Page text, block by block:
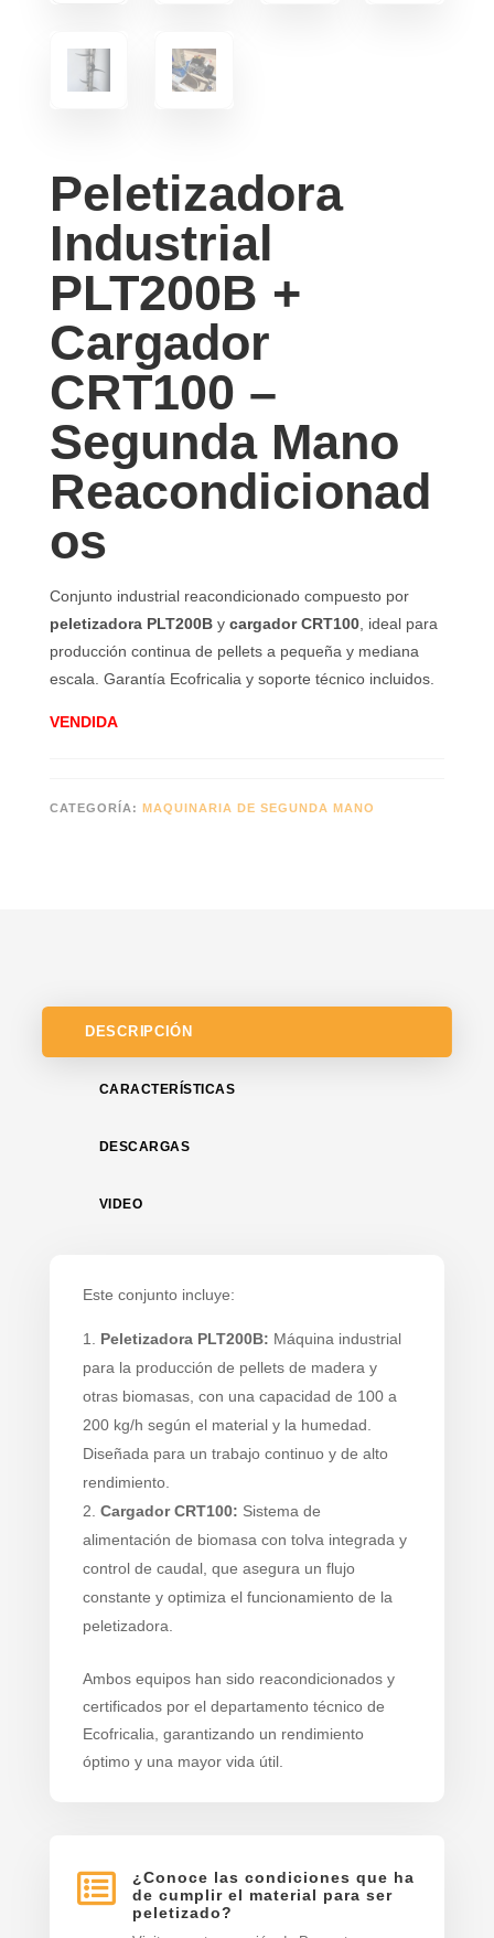
Peletizadora
Industrial
PLT200B +
Cargador
CRT100 –
Segunda Mano
Reacondicionad
os
Conjunto industrial reacondicionado compuesto por
peletizadora PLT200By cargador CRT100, ideal para
producción continua de pellets a pequeña y mediana
escala. Garantía Ecofricalia y soporte técnico incluidos.
VENDIDA
CATEGORÍA: MAQUINARIA DE SEGUNDA MANO
DESCRIPCIÓN
CARACTERÍSTICAS
DESCARGAS
VIDEO
Este conjunto incluye:
Peletizadora PLT200B: Máquina industrial
para la producción de pellets de madera y
otras biomasas, con una capacidad de 100 a
200 kg/h según el material y la humedad.
Diseñada para un trabajo continuo y de alto
rendimiento.
Cargador CRT100: Sistema de
alimentación de biomasa con tolva integrada y
control de caudal, que asegura un flujo
constante y optimiza el funcionamiento de la
peletizadora.
Ambos equipos han sido reacondicionados y
certificados por el departamento técnico de
Ecofricalia, garantizando un rendimiento
óptimo y una mayor vida útil.

¿Conoce las condiciones que ha
de cumplir el material para ser
peletizado?